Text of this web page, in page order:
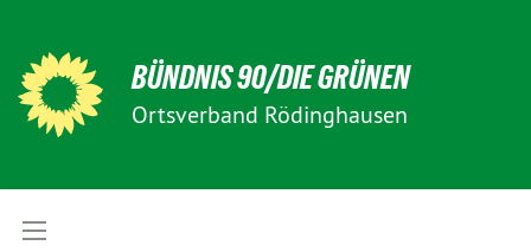
BÜNDNIS 90/DIE GRÜNEN
Ortsverband Rödinghausen